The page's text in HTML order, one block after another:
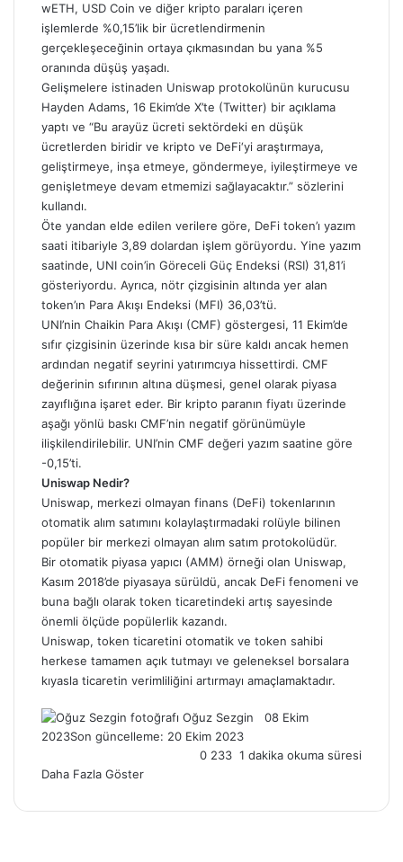
wETH, USD Coin ve diğer kripto paraları içeren
işlemlerde %0,15’lik bir ücretlendirmenin
gerçekleşeceğinin ortaya çıkmasından bu yana %5
oranında düşüş yaşadı.
Gelişmelere istinaden Uniswap protokolünün kurucusu
Hayden Adams, 16 Ekim’de X’te (Twitter) bir açıklama
yaptı ve “Bu arayüz ücreti sektördeki en düşük
ücretlerden biridir ve kripto ve DeFi‘yi araştırmaya,
geliştirmeye, inşa etmeye, göndermeye, iyileştirmeye ve
genişletmeye devam etmemizi sağlayacaktır.” sözlerini
kullandı.
Öte yandan elde edilen verilere göre, DeFi token’ı yazım
saati itibariyle 3,89 dolardan işlem görüyordu. Yine yazım
saatinde, UNI coin’in Göreceli Güç Endeksi (RSI) 31,81’i
gösteriyordu. Ayrıca, nötr çizgisinin altında yer alan
token’ın Para Akışı Endeksi (MFI) 36,03’tü.
UNI’nin Chaikin Para Akışı (CMF) göstergesi, 11 Ekim’de
sıfır çizgisinin üzerinde kısa bir süre kaldı ancak hemen
ardından negatif seyrini yatırımcıya hissettirdi. CMF
değerinin sıfırının altına düşmesi, genel olarak piyasa
zayıflığına işaret eder. Bir kripto paranın fiyatı üzerinde
aşağı yönlü baskı CMF’nin negatif görünümüyle
ilişkilendirilebilir. UNI’nin CMF değeri yazım saatine göre
-0,15’ti.
Uniswap Nedir?
Uniswap, merkezi olmayan finans (DeFi) tokenlarının
otomatik alım satımını kolaylaştırmadaki rolüyle bilinen
popüler bir merkezi olmayan alım satım protokolüdür.
Bir otomatik piyasa yapıcı (AMM) örneği olan Uniswap,
Kasım 2018’de piyasaya sürüldü, ancak DeFi fenomeni ve
buna bağlı olarak token ticaretindeki artış sayesinde
önemli ölçüde popülerlik kazandı.
Uniswap, token ticaretini otomatik ve token sahibi
herkese tamamen açık tutmayı ve geleneksel borsalara
kıyasla ticaretin verimliliğini artırmayı amaçlamaktadır.
Oğuz Sezgin
Follow
X
Bir
posta
08 Ekim
2023Son güncelleme: 20 Ekim 2023
0 233 1 dakika okuma süresi
Daha Fazla Göster